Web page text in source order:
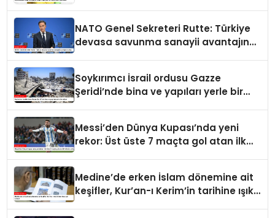
NATO Genel Sekreteri Rutte: Türkiye
devasa savunma sanayii avantajına
Soykırımcı İsrail ordusu Gazze
Şeridi’nde bina ve yapıları yerle bir
Messi’den Dünya Kupası’nda yeni
rekor: Üst üste 7 maçta gol atan ilk
Medine’de erken İslam dönemine ait
keşifler, Kur’an-ı Kerim’in tarihine ışık